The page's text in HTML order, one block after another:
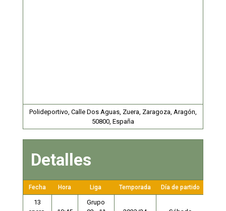
Polideportivo, Calle Dos Aguas, Zuera, Zaragoza, Aragón,
50800, España
Detalles
Fecha Hora Liga Temporada Día de partido
13
Grupo